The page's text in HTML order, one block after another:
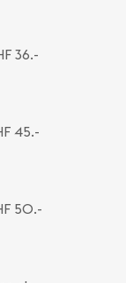
36.-
45.-
50.-